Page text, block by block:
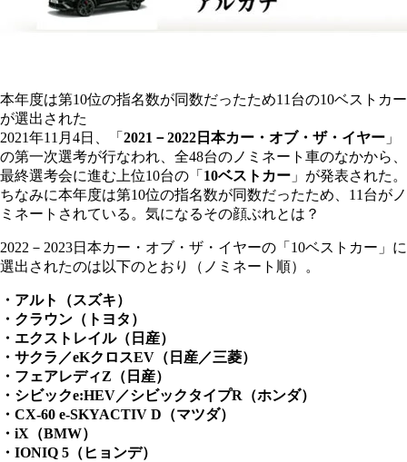
本年度は第10位の指名数が同数だったため11台の10ベストカー
が選出された
2021年11月4日、「 2021－2022日本カー・オブ・ザ・イヤー 」
の第一次選考が行なわれ、全48台のノミネート車のなかから、
最終選考会に進む上位10台の「 10ベストカー 」が発表された。
ちなみに本年度は第10位の指名数が同数だったため、11台がノ
ミネートされている。気になるその顔ぶれとは？
2022－2023日本カー・オブ・ザ・イヤーの「10ベストカー」に
選出されたのは以下のとおり（ノミネート順）。
・アルト（スズキ）
・クラウン（トヨタ）
・エクストレイル（日産）
・サクラ／eKクロスEV（日産／三菱）
・フェアレディZ（日産）
・シビックe:HEV／シビックタイプR（ホンダ）
・CX-60 e-SKYACTIV D（マツダ）
・iX（BMW）
・IONIQ 5（ヒョンデ）